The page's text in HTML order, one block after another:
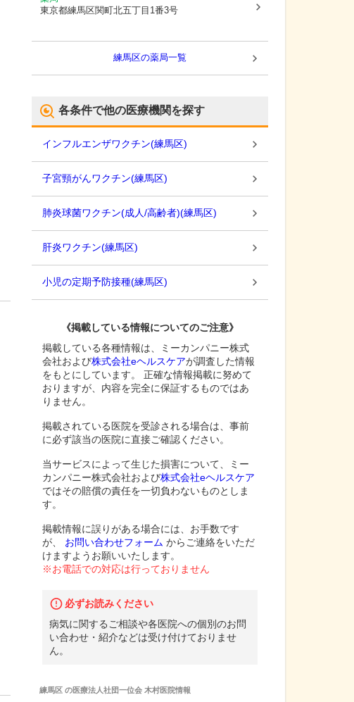
東京都練馬区関町北五丁目1番3号
練馬区の薬局一覧
各条件で他の医療機関を探す
インフルエンザワクチン(練馬区)
子宮頸がんワクチン(練馬区)
肺炎球菌ワクチン(成人/高齢者)(練馬区)
肝炎ワクチン(練馬区)
小児の定期予防接種(練馬区)
《掲載している情報についてのご注意》
掲載している各種情報は、ミーカンパニー株式
会社および株式会社eヘルスケアが調査した情報
をもとにしています。 正確な情報掲載に努めて
おりますが、内容を完全に保証するものではあ
りません。
掲載されている医院を受診される場合は、事前
に必ず該当の医院に直接ご確認ください。
当サービスによって生じた損害について、ミー
カンパニー株式会社および株式会社eヘルスケア
ではその賠償の責任を一切負わないものとしま
す。
掲載情報に誤りがある場合には、お手数です
が、
お問い合わせフォーム からご連絡をいただ
けますようお願いいたします。
※お電話での対応は行っておりません
必ずお読みください
病気に関するご相談や各医院への個別のお問
い合わせ・紹介などは受け付けておりませ
ん。
練馬区の医療法人社団一位会 木村医院情報